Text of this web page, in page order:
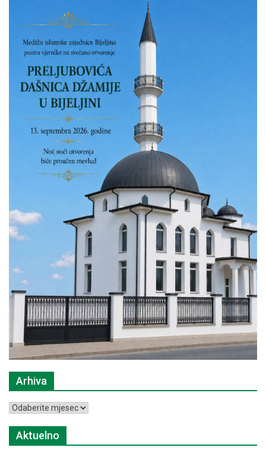
Arhiva
Arhiva
Aktuelno